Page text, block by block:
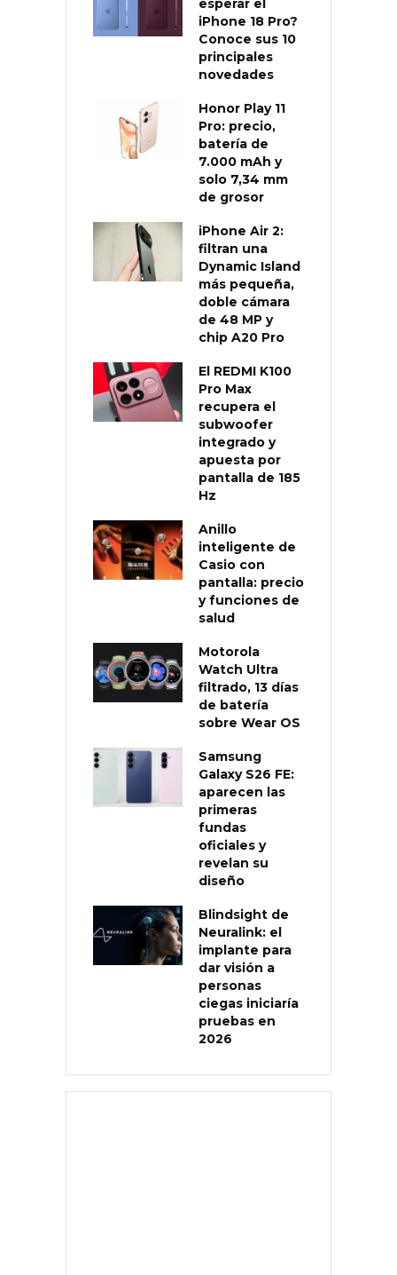
esperar el
iPhone 18 Pro?
Conoce sus 10
principales
novedades
Honor Play 11
Pro: precio,
batería de
7.000 mAh y
solo 7,34 mm
de grosor
iPhone Air 2:
filtran una
Dynamic Island
más pequeña,
doble cámara
de 48 MP y
chip A20 Pro
El REDMI K100
Pro Max
recupera el
subwoofer
integrado y
apuesta por
pantalla de 185
Hz
Anillo
inteligente de
Casio con
pantalla: precio
y funciones de
salud
Motorola
Watch Ultra
filtrado, 13 días
de batería
sobre Wear OS
Samsung
Galaxy S26 FE:
aparecen las
primeras
fundas
oficiales y
revelan su
diseño
Blindsight de
Neuralink: el
implante para
dar visión a
personas
ciegas iniciaría
pruebas en
2026